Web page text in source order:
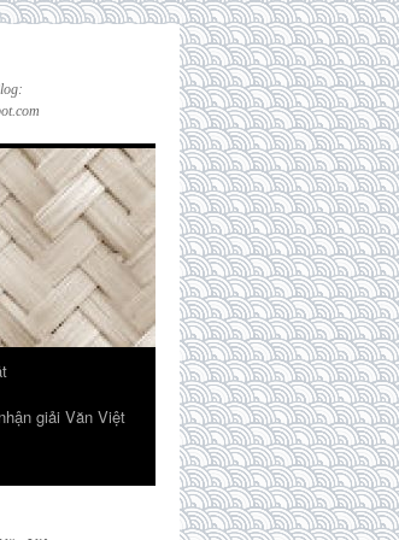
giải Văn Việt